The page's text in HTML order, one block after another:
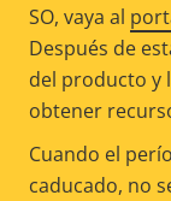
SO, vaya al
Después de
del producto y
obtener
Cuando el
caducado, no